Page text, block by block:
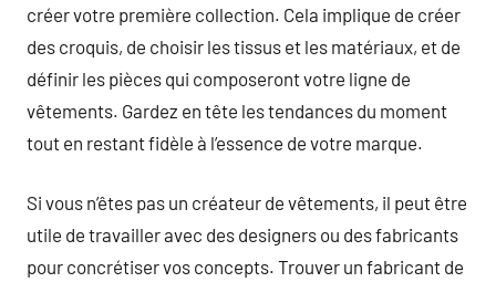
créer votre première collection. Cela implique de créer
des croquis, de choisir les tissus et les matériaux, et de
définir les pièces qui composeront votre ligne de
vêtements. Gardez en tête les tendances du moment
tout en restant fidèle à l’essence de votre marque.
Si vous n’êtes pas un créateur de vêtements, il peut être
utile de travailler avec des designers ou des fabricants
pour concrétiser vos concepts. Trouver un fabricant de